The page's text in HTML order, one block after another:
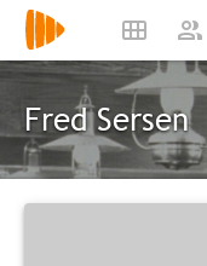
Fred Sersen